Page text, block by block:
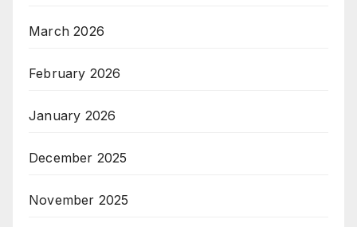
March 2026
February 2026
January 2026
December 2025
November 2025